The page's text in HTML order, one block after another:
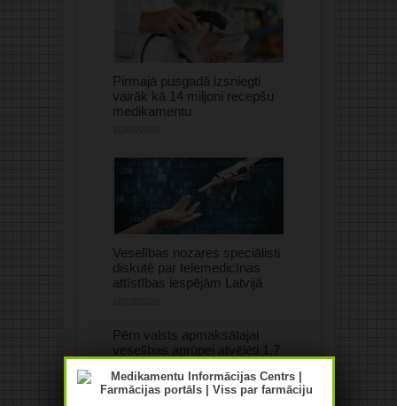
Pirmajā pusgadā izsniegti
vairāk kā 14 miljoni recepšu
medikamentu
Veselības nozares speciālisti
diskutē par telemedicīnas
attīstības iespējām Latvijā
Pērn valsts apmaksātajai
veselības aprūpei atvēlēti 1,7
10/08/2026